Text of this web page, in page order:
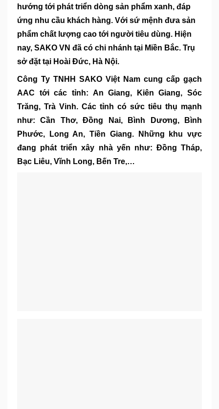
hướng tới phát triển dòng sản phẩm xanh, đáp
ứng nhu cầu khách hàng. Với sứ mệnh đưa sản
phẩm chất lượng cao tới người tiêu dùng. Hiện
nay, SAKO VN đã có chi nhánh tại Miền Bắc. Trụ
sở đặt tại Hoài Đức, Hà Nội.
Công Ty TNHH SAKO Việt Nam cung cấp gạch
AAC tới các tỉnh: An Giang, Kiên Giang, Sóc
Trăng, Trà Vinh. Các tỉnh có sức tiêu thụ mạnh
như: Cần Thơ, Đồng Nai, Bình Dương, Bình
Phước, Long An, Tiền Giang. Những khu vực
đang phát triển xây nhà yến như: Đồng Tháp,
Bạc Liêu, Vĩnh Long, Bến Tre,…